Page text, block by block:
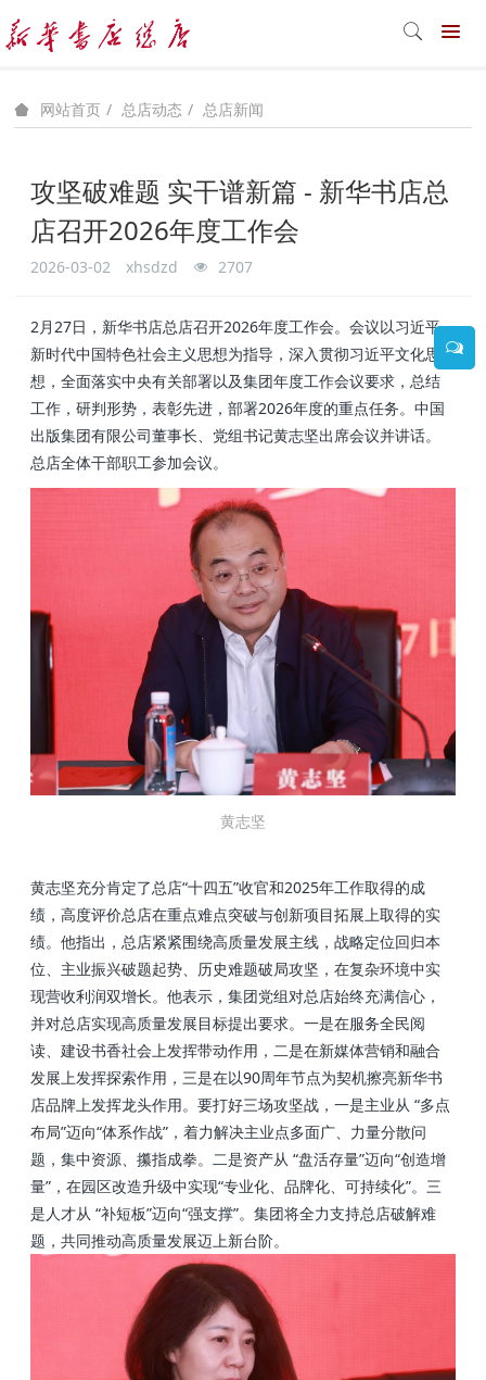
网站首页 总店动态 总店新闻
攻坚破难题 实干谱新篇 - 新华书店总
店召开2026年度工作会
2026-03-02 xhsdzd 2707
2月27日，新华书店总店召开2026年度工作会。会议以习近平
新时代中国特色社会主义思想为指导，深入贯彻习近平文化思
想，全面落实中央有关部署以及集团年度工作会议要求，总结
工作，研判形势，表彰先进，部署2026年度的重点任务。中国
出版集团有限公司董事长、党组书记黄志坚出席会议并讲话。
总店全体干部职工参加会议。
黄志坚
黄志坚充分肯定了总店“十四五”收官和2025年工作取得的成
绩，高度评价总店在重点难点突破与创新项目拓展上取得的实
绩。他指出，总店紧紧围绕高质量发展主线，战略定位回归本
位、主业振兴破题起势、历史难题破局攻坚，在复杂环境中实
现营收利润双增长。他表示，集团党组对总店始终充满信心，
并对总店实现高质量发展目标提出要求。一是在服务全民阅
读、建设书香社会上发挥带动作用，二是在新媒体营销和融合
发展上发挥探索作用，三是在以90周年节点为契机擦亮新华书
店品牌上发挥龙头作用。要打好三场攻坚战，一是主业从 “多点
布局”迈向“体系作战”，着力解决主业点多面广、力量分散问
题，集中资源、攥指成拳。二是资产从 “盘活存量”迈向“创造增
量”，在园区改造升级中实现“专业化、品牌化、可持续化”。三
是人才从 “补短板”迈向“强支撑”。集团将全力支持总店破解难
题，共同推动高质量发展迈上新台阶。